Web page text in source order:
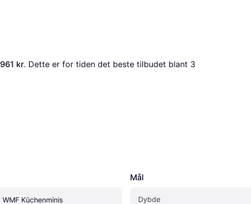
961 kr. Dette er for tiden det beste tilbudet blant 3
WMF Küchenminis
Mål
Dybde